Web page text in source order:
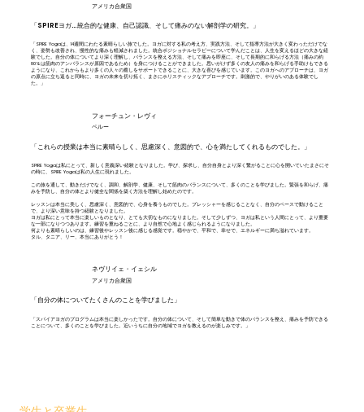
アメリカ合衆国
「SPIREヨガ…統合的な健康、自己認識、そして痛みのない解剖学の研究。」
「SPIRE Yogaは、14週間にわたる素晴らしい旅でした。ヨガに対する私の考え方、実践方法、そして指導方法が大きく変わっただけでな
く、姿勢も改善され、慢性的な痛みも軽減されました。統合ポジショナルセラピーについて学んだことは、人生を変えるほどの大きな経
験でした。自分の体についてより深く理解し、バランスを整える方法、そして痛みを即座に、そして長期的に和らげる方法（痛みの約
80%は筋肉のアンバランスが原因であるため）を身につけることができました。思いがけず多くの友人の痛みを和らげる手助けもできる
ようになり、これからもより多くの人々の癒しをサポートできることに、大きな喜びを感じています。このヨガへのアプローチは、ヨガ
の原点に立ち返ると同時に、ヨガの未来を切り拓く、まさにホリスティックなアプローチです。刺激的で、やりがいのある体験でし
た。」
フォーチュン・レヴィ
ペルー
「これらの授業は本当に素晴らしく、思慮深く、意図的で、心を満たしてくれるものでした。」
SPIRE Yogaは私にとって、新しく意義深い経験となりました。学び、探求し、自分自身とより深く繋がることに心を開いていたまさにそ
の時に、SPIRE Yogaは私の人生に現れました。
この旅を通して、動きだけでなく、調和、解剖学、健康、そして筋肉のバランスについて、多くのことを学びました。緊張を和らげ、痛
みを予防し、自分の体とより健全な関係を築く方法を理解し始めたのです。
レッスンは本当に美しく、思慮深く、意図的で、心身を養うものでした。プレッシャーを感じることなく、自分のペースで動けること
で、より深い意味を持つ経験となりました。
ヨガは私にとって本当に楽しいものとなり、とても大切なものになりました。そして少しずつ、ヨガは私という人間にとって、より重要
な一部になりつつあります。練習を重ねるごとに、より自然で心地よく感じられるようになりました。
何よりも素晴らしいのは、練習後やレッスン後に感じる感覚です。穏やかで、平和で、幸せで、エネルギーに満ち溢れています。
タル、タニア、リー、本当にありがとう！
ネヴリイェ・イェシル
アメリカ合衆国
「自分の体についてたくさんのことを学びました」
「スパイアヨガのプログラムは本当に楽しかったです。自分の体について、そして簡単な動きで体のバランスを整え、痛みを予防できる
ことについて、多くのことを学びました。近いうちに自分の地域でヨガを教えるのが楽しみです。」